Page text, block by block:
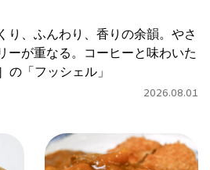
き
り、ふんわり、香りの余韻。やさ
ーが重なる。コーヒーと味わいた
の「フッシェル」
2026.08.01